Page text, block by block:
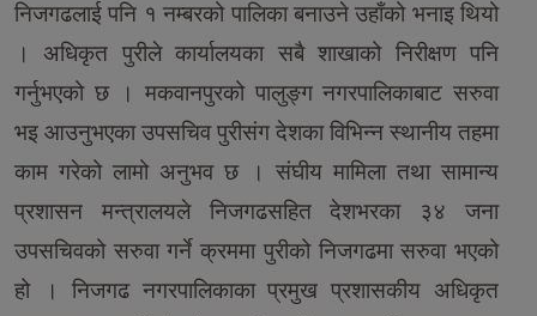
निजगढलाई पनि १ नम्बरको पालिका बनाउने उहाँको भनाइ थियो
। अधिकृत पुरीले कार्यालयका सबै शाखाको निरीक्षण पनि
गर्नुभएको छ । मकवानपुरको पालुङ्ग नगरपालिकाबाट सरुवा
भइ आउनुभएका उपसचिव पुरीसंग देशका विभिन्न स्थानीय तहमा
काम गरेको लामो अनुभव छ । संघीय मामिला तथा सामान्य
प्रशासन मन्त्रालयले निजगढसहित देशभरका ३४ जना
उपसचिवको सरुवा गर्ने क्रममा पुरीको निजगढमा सरुवा भएको
हो । निजगढ नगरपालिकाका प्रमुख प्रशासकीय अधिकृत